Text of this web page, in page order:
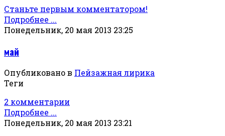
Станьте первым комментатором!
Подробнее ...
Понедельник, 20 мая 2013 23:25
май
Опубликовано в Пейзажная лирика
Теги
2 комментарии
Подробнее ...
Понедельник, 20 мая 2013 23:21